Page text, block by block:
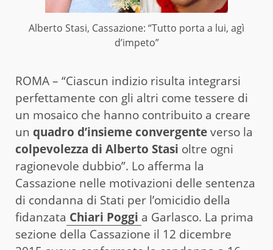
Alberto Stasi, Cassazione: “Tutto porta a lui, agì
d’impeto”
ROMA – “Ciascun indizio risulta integrarsi
perfettamente con gli altri come tessere di
un mosaico che hanno contribuito a creare
un quadro d’insieme convergenteverso la
colpevolezza di Alberto Stasi oltre ogni
ragionevole dubbio”. Lo afferma la
Cassazione nelle motivazioni delle sentenza
di condanna di Stati per l’omicidio della
fidanzata Chiari Poggi a Garlasco. La prima
sezione della Cassazione il 12 dicembre